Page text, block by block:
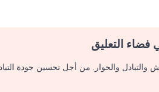
فضاء التعليق
والتبادل والحوار. من أجل تحسين جودة